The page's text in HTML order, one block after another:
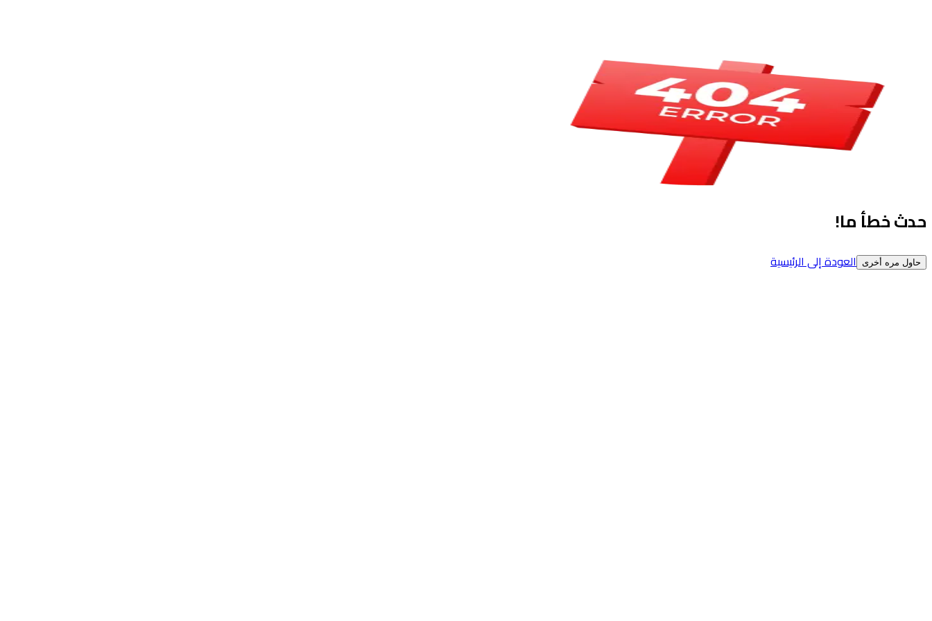
حدث خطأ ما!
حاول مره أخرى العودة إلى الرئيسية